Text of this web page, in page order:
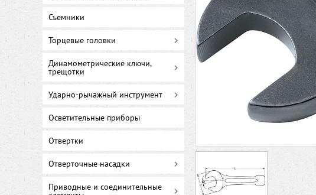
Съемники
Торцевые головки
Динамометрические ключи,
трещотки
Ударно-рычажный инструмент
Осветительные приборы
Отвертки
Отверточные насадки
Приводные и соединительные